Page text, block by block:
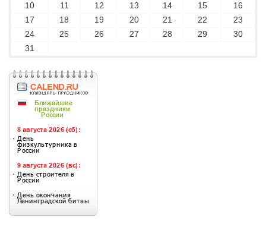
10
11 12 13 14 15
16
17
18 19 20 21 22
23
24
25 26 27 28 29
30
31